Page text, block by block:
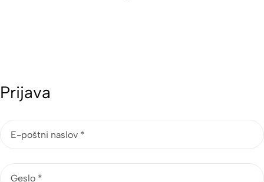
Prijava
E-poštni naslov *
Geslo *